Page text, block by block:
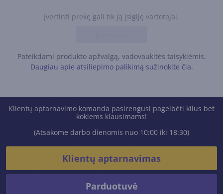
Įvertinti prekę gali tik ją įsigiję vartotojai.
Pateikdami produkto apžvalgą, vadovaukitės taisyklėmis.
Daugiau apie atsiliepimo palikimą sužinokite čia.
Klientų aptarnavimo komanda pasirengusi pagelbėti kilus bet
kokiems klausimams!
(Atsakome darbo dienomis nuo 10:00 iki 18:30)
Klientų aptarnavimas
Parduotuvė